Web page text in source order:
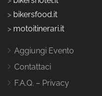
> bikersfood.it
> motoitinerari.it
Aggiungi Evento
Contattaci
F.A.Q. – Privacy